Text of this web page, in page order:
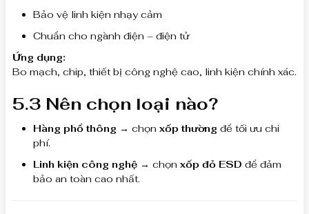
Bảo vệ linh kiện nhạy cảm
Chuẩn cho ngành điện – điện tử
Ứng dụng:
Bo mạch, chip, thiết bị công nghệ cao, linh kiện chính xác.
5.3 Nên chọn loại nào?
Hàng phổ thông → chọn xốp thường để tối ưu chi
phí.
Linh kiện công nghệ → chọn xốp đỏ ESD để đảm
bảo an toàn cao nhất.